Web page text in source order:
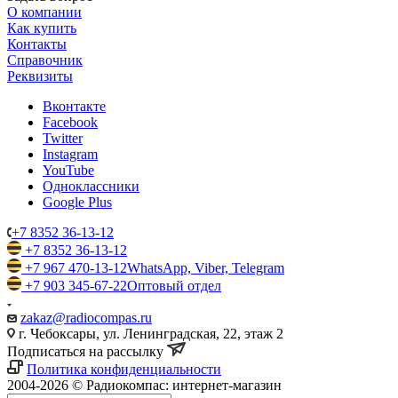
О компании
Как купить
Контакты
Справочник
Реквизиты
Вконтакте
Facebook
Twitter
Instagram
YouTube
Одноклассники
Google Plus
+7 8352 36-13-12
+7 8352 36-13-12
+7 967 470-13-12WhatsApp, Viber, Telegram
+7 903 345-67-22Оптовый отдел
zakaz@radiocompas.ru
г. Чебоксары, ул. Ленинградская, 22, этаж 2
Подписаться на рассылку
Политика конфиденциальности
2004-2026 © Радиокомпас: интернет-магазин